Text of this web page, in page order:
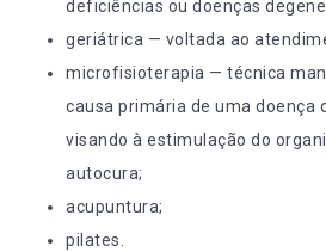
deficiências ou doenças
geriátrica — voltada ao
microfisioterapia — técnica
causa primária de uma doença
visando à estimulação do
autocura;
acupuntura;
pilates.